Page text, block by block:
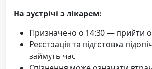
На зустрічі з лікарем:
Призначено о 14:30 — прийти
Реєстрація та підготовка
займуть час